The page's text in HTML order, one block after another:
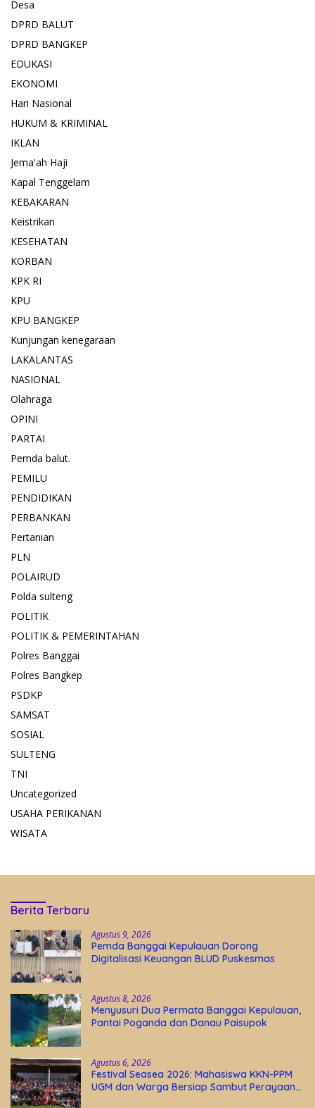
Desa
DPRD BALUT
DPRD BANGKEP
EDUKASI
EKONOMI
Hari Nasional
HUKUM & KRIMINAL
IKLAN
Jema'ah Haji
Kapal Tenggelam
KEBAKARAN
Keistrikan
KESEHATAN
KORBAN
KPK RI
KPU
KPU BANGKEP
Kunjungan kenegaraan
LAKALANTAS
NASIONAL
Olahraga
OPINI
PARTAI
Pemda balut.
PEMILU
PENDIDIKAN
PERBANKAN
Pertanian
PLN
POLAIRUD
Polda sulteng
POLITIK
POLITIK & PEMERINTAHAN
Polres Banggai
Polres Bangkep
PSDKP
SAMSAT
SOSIAL
SULTENG
TNI
Uncategorized
USAHA PERIKANAN
WISATA
Berita Terbaru
Agustus 9, 2026
Pemda Banggai Kepulauan Dorong
Digitalisasi Keuangan BLUD Puskesmas
Agustus 8, 2026
Menyusuri Dua Permata Banggai Kepulauan,
Pantai Poganda dan Danau Paisupok
Agustus 6, 2026
Festival Seasea 2026: Mahasiswa KKN-PPM
UGM dan Warga Bersiap Sambut Perayaan